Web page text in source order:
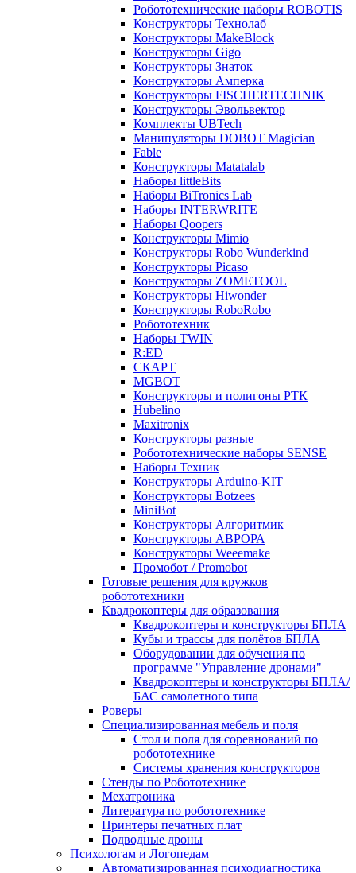
Робототехнические наборы ROBOTIS
Конструкторы Технолаб
Конструкторы MakeBlock
Конструкторы Gigo
Конструкторы Знаток
Конструкторы Амперка
Конструкторы FISCHERTECHNIK
Конструкторы Эвольвектор
Комплекты UBTech
Манипуляторы DOBOT Magician
Fable
Конструкторы Matatalab
Наборы littleBits
Наборы BiTronics Lab
Наборы INTERWRITE
Наборы Qoopers
Конструкторы Mimio
Конструкторы Robo Wunderkind
Конструкторы Picaso
Конструкторы ZOMETOOL
Конструкторы Hiwonder
Конструкторы RoboRobo
Робототехник
Наборы TWIN
R:ED
СКАРТ
MGBOT
Конструкторы и полигоны РТК
Hubelino
Maxitronix
Конструкторы разные
Робототехнические наборы SENSE
Наборы Техник
Конструкторы Arduino-KIT
Конструкторы Botzees
MiniBot
Конструкторы Алгоритмик
Конструкторы АВРОРА
Конструкторы Weeemake
Промобот / Promobot
Готовые решения для кружков
робототехники
Квадрокоптеры для образования
Квадрокоптеры и конструкторы БПЛА
Кубы и трассы для полётов БПЛА
Оборудовании для обучения по
программе "Управление дронами"
Квадрокоптеры и конструкторы БПЛА/
БАС самолетного типа
Роверы
Специализированная мебель и поля
Стол и поля для соревнований по
робототехнике
Системы хранения конструкторов
Стенды по Робототехнике
Мехатроника
Литература по робототехнике
Принтеры печатных плат
Подводные дроны
Психологам и Логопедам
Автоматизированная психодиагностика